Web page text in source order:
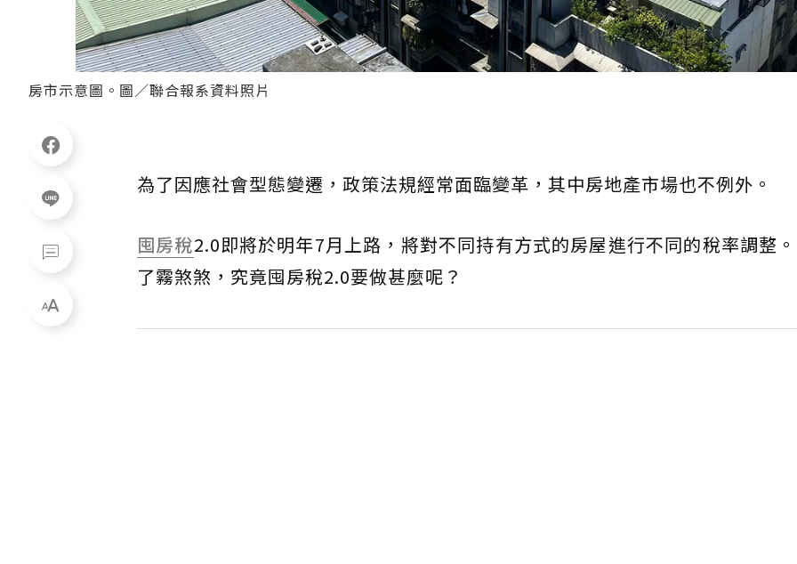
房市示意圖。圖／聯合報系資料照片
為了因應社會型態變遷，政策法規經常面臨變革，其中房地產市場也不例外。
囤房稅2.0即將於明年7月上路，將對不同持有方式的房屋進行不同的稅率調整
了霧煞煞，究竟囤房稅2.0要做甚麼呢？